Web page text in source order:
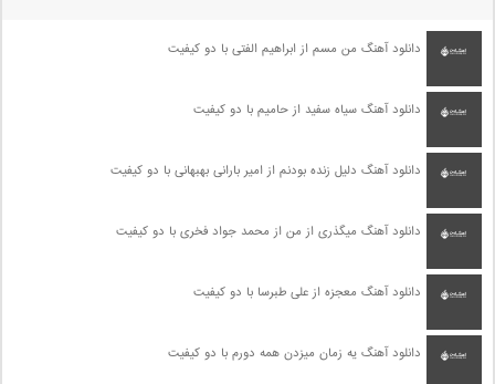
دانلود آهنگ من مسم از ابراهیم الفتی با دو کیفیت
دانلود آهنگ سیاه سفید از حامیم با دو کیفیت
دانلود آهنگ دلیل زنده بودنم از امیر بارانی بهبهانی با دو کیفیت
دانلود آهنگ میگذری از من از محمد جواد فخری با دو کیفیت
دانلود آهنگ معجزه از علی طبرسا با دو کیفیت
دانلود آهنگ یه زمان میزدن همه دورم با دو کیفیت